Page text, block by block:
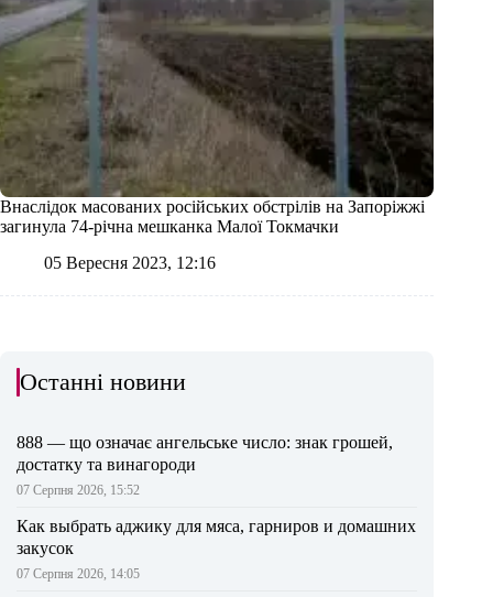
Внаслідок масованих російських обстрілів на Запоріжжі
загинула 74-річна мешканка Малої Токмачки
05 Вересня 2023, 12:16
Останні новини
888 — що означає ангельське число: знак грошей,
достатку та винагороди
07 Серпня 2026, 15:52
Как выбрать аджику для мяса, гарниров и домашних
закусок
07 Серпня 2026, 14:05